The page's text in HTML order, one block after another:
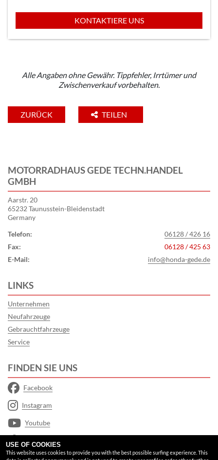
KONTAKTIERE UNS
Alle Angaben ohne Gewähr. Tippfehler, Irrtümer und
Zwischenverkauf vorbehalten.
ZURÜCK TEILEN
MOTORRADHAUS GEDE TECHN.HANDEL
GMBH
Aarstr. 20
65232 Taunusstein-Bleidenstadt
Germany
Telefon:
06128 / 426 16
Fax:
06128 / 425 63
E-Mail:
info@honda-gede.de
LINKS
Unternehmen
Neufahrzeuge
Gebrauchtfahrzeuge
Service
FINDEN SIE UNS
Facebook
Instagram
Youtube
USE OF COOKIES
This website uses cookies to provide you with the best possible surfing experience. This